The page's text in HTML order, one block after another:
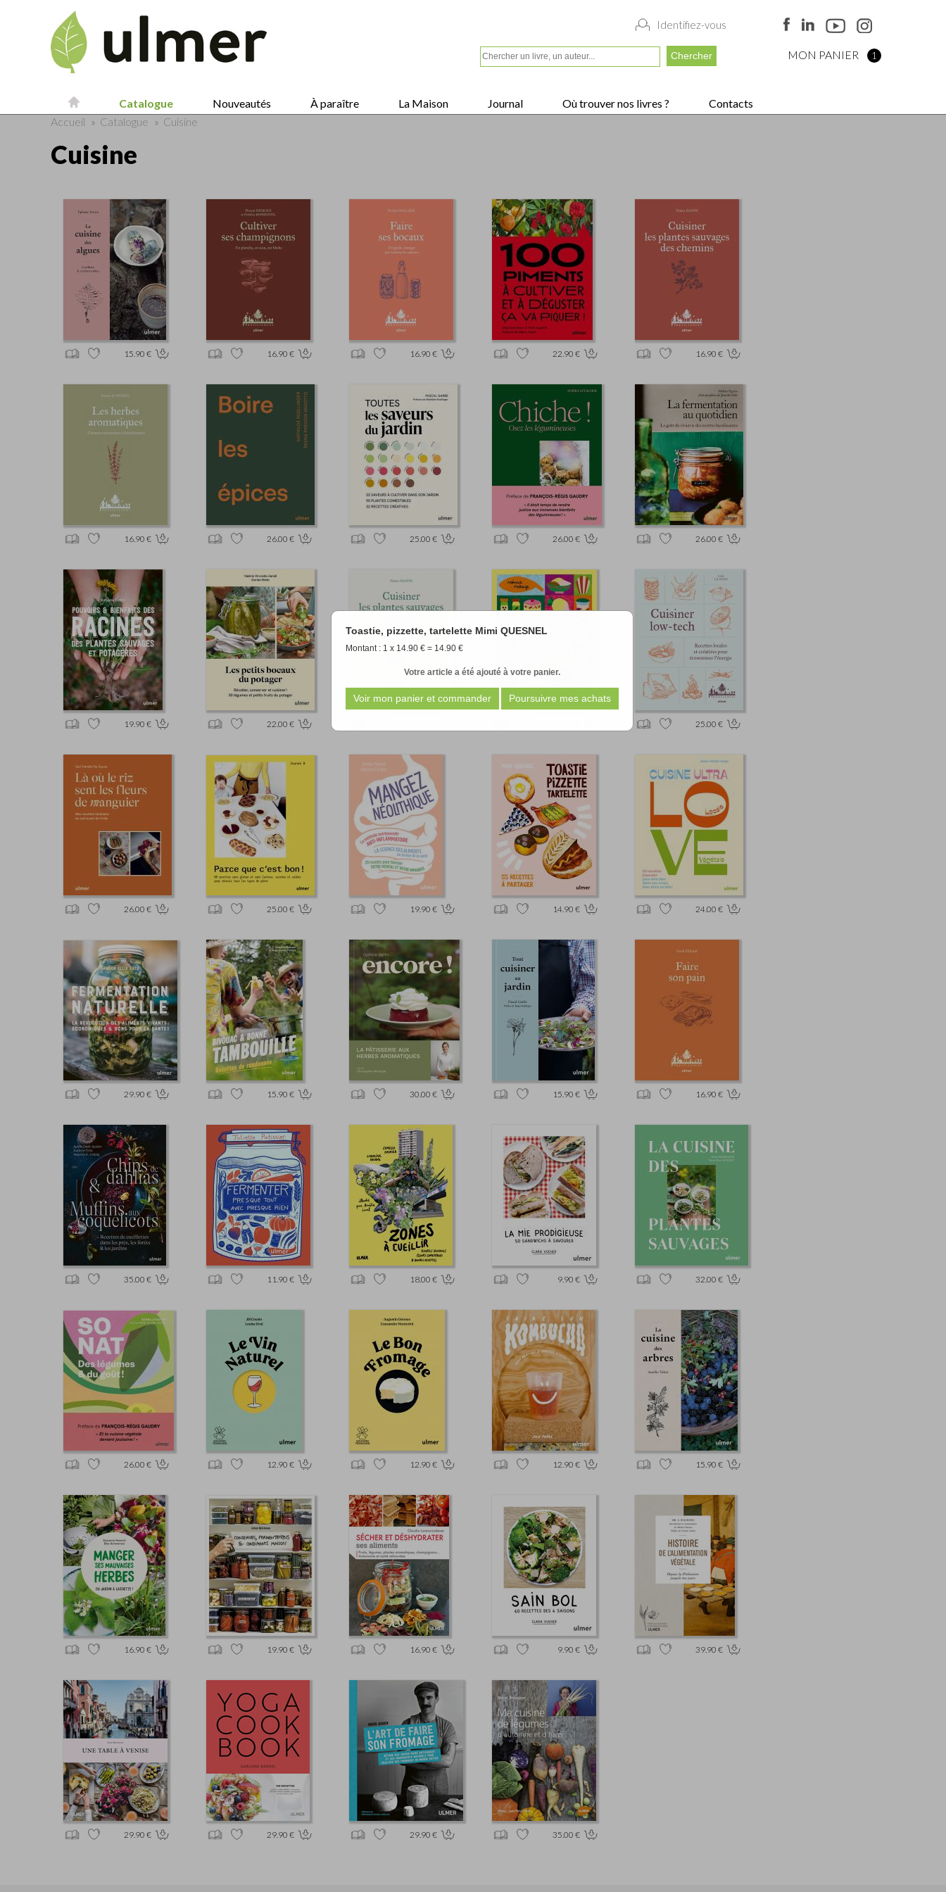
Toastie, pizzette, tartelette Mimi QUESNEL
Montant : 1 x 14.90 € = 14.90 €
Votre article a été ajouté à votre panier.
Identifiez-vous
MON PANIER 1
Catalogue Nouveautés À paraître La Maison Journal Où trouver nos livres ?
Contacts
Accueil » Catalogue » Cuisine
Cuisine
15.90 € 16.90 € 16.90 € 22.90 € 16.90 €
16.90 € 26.00 € 25.00 € 26.00 € 26.00 €
19.90 € 22.00 € 25.00 €
26.00 € 25.00 € 19.90 € 14.90 € 24.00 €
29.90 € 15.90 € 30.00 € 15.90 € 16.90 €
35.00 € 11.90 € 18.00 € 9.90 € 32.00 €
26.00 € 12.90 € 12.90 € 12.90 € 15.90 €
16.90 € 19.90 € 16.90 € 9.90 € 39.90 €
29.90 € 29.90 € 29.90 € 35.00 €